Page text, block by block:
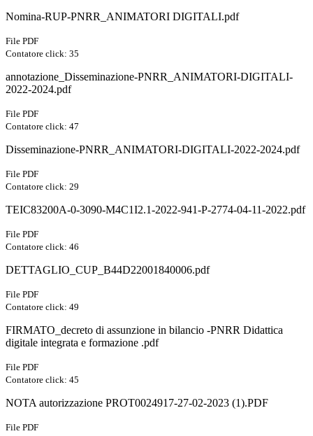
Nomina-RUP-PNRR_ANIMATORI DIGITALI.pdf
File PDF
Contatore click: 35
annotazione_Disseminazione-PNRR_ANIMATORI-DIGITALI-
2022-2024.pdf
File PDF
Contatore click: 47
Disseminazione-PNRR_ANIMATORI-DIGITALI-2022-2024.pdf
File PDF
Contatore click: 29
TEIC83200A-0-3090-M4C1I2.1-2022-941-P-2774-04-11-2022.pdf
File PDF
Contatore click: 46
DETTAGLIO_CUP_B44D22001840006.pdf
File PDF
Contatore click: 49
FIRMATO_decreto di assunzione in bilancio -PNRR Didattica
digitale integrata e formazione .pdf
File PDF
Contatore click: 45
NOTA autorizzazione PROT0024917-27-02-2023 (1).PDF
File PDF